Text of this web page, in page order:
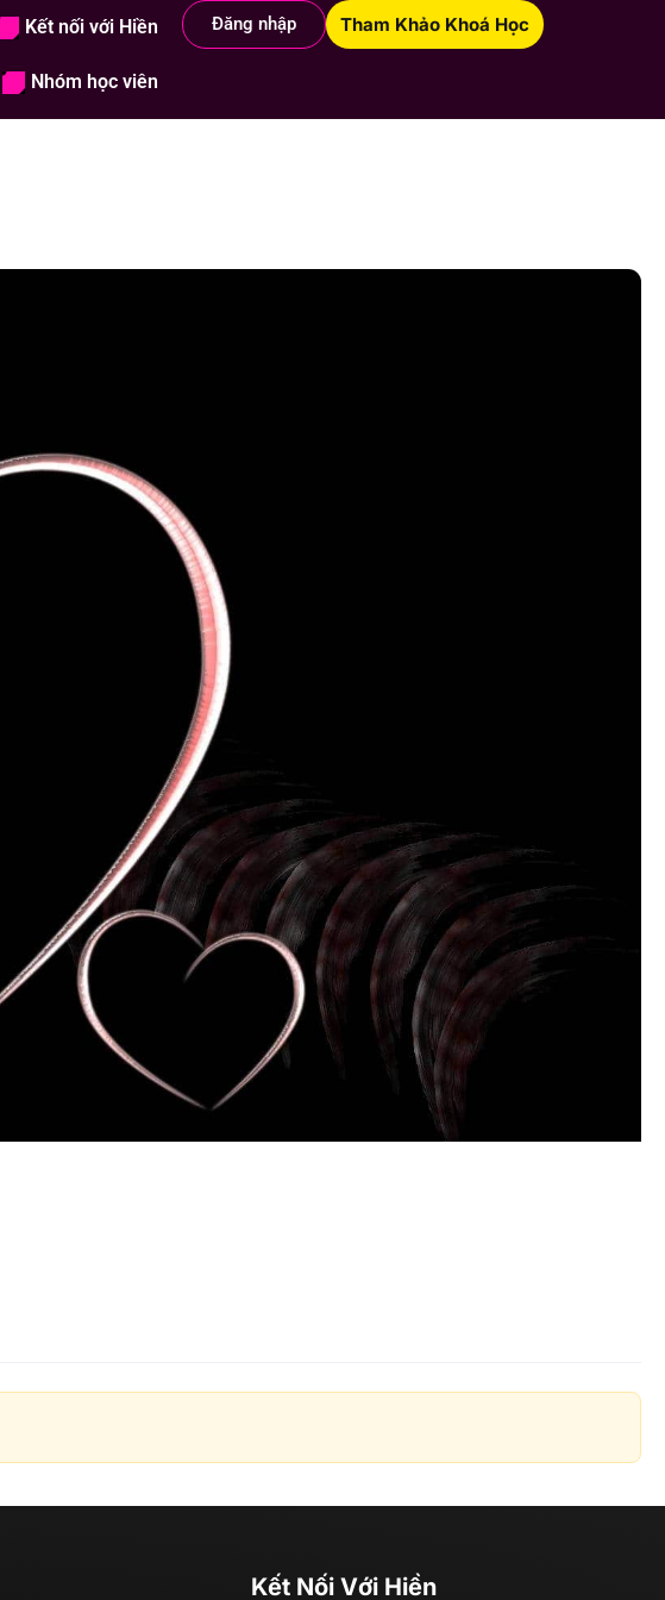
Kết nối với Hiền Nhóm học viên
Kết nối với Hiền
Nhóm học viên
Đăng nhập Tham Khảo Khoá Học
Kết Nối Với Hiền